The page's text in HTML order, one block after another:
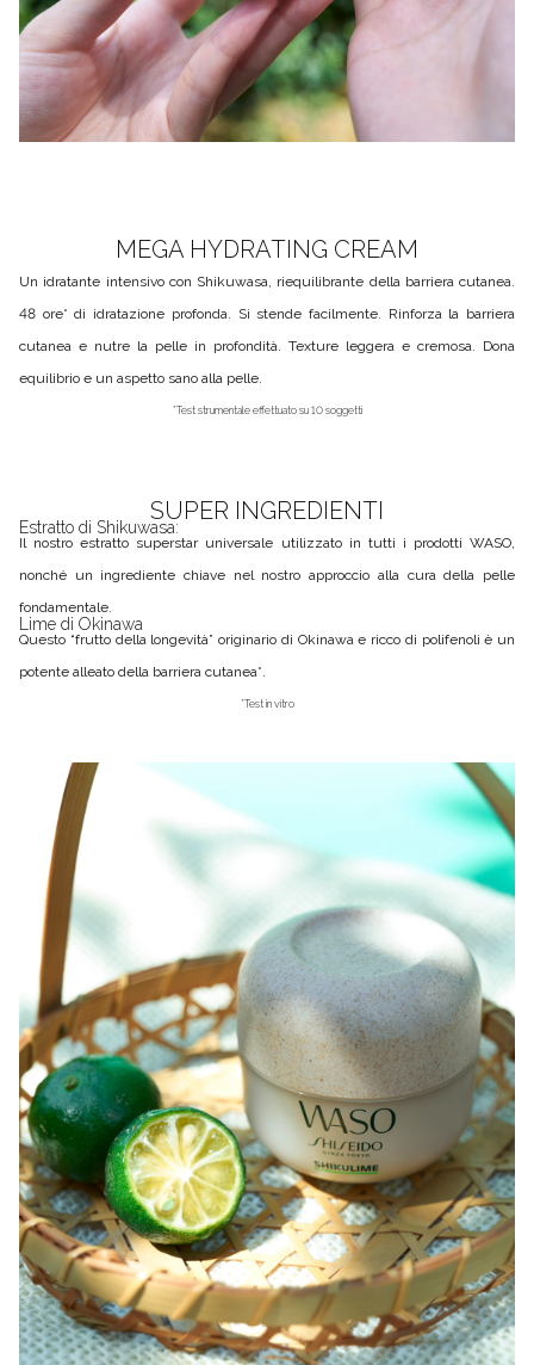
MEGA HYDRATING CREAM
Un idratante intensivo con Shikuwasa, riequilibrante della barriera cutanea.
48 ore* di idratazione profonda. Si stende facilmente. Rinforza la barriera
cutanea e nutre la pelle in profondità. Texture leggera e cremosa. Dona
equilibrio e un aspetto sano alla pelle.
*Test strumentale effettuato su 10 soggetti
SUPER INGREDIENTI
Estratto di Shikuwasa:
Il nostro estratto superstar universale utilizzato in tutti i prodotti WASO,
nonché un ingrediente chiave nel nostro approccio alla cura della pelle
fondamentale.
Lime di Okinawa
Questo “frutto della longevità” originario di Okinawa e ricco di polifenoli è un
potente alleato della barriera cutanea*.
*Test in vitro